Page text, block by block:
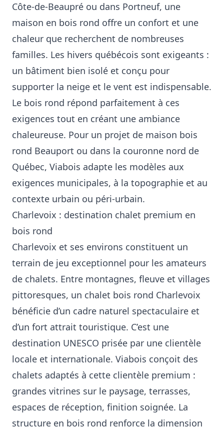
Côte‑de‑Beaupré ou dans Portneuf, une
maison en bois rond offre un confort et une
chaleur que recherchent de nombreuses
familles. Les hivers québécois sont exigeants :
un bâtiment bien isolé et conçu pour
supporter la neige et le vent est indispensable.
Le bois rond répond parfaitement à ces
exigences tout en créant une ambiance
chaleureuse. Pour un projet de maison bois
rond Beauport ou dans la couronne nord de
Québec, Viabois adapte les modèles aux
exigences municipales, à la topographie et au
contexte urbain ou péri‑urbain.
Charlevoix : destination chalet premium en
bois rond
Charlevoix et ses environs constituent un
terrain de jeu exceptionnel pour les amateurs
de chalets. Entre montagnes, fleuve et villages
pittoresques, un chalet bois rond Charlevoix
bénéficie d’un cadre naturel spectaculaire et
d’un fort attrait touristique. C’est une
destination UNESCO prisée par une clientèle
locale et internationale. Viabois conçoit des
chalets adaptés à cette clientèle premium :
grandes vitrines sur le paysage, terrasses,
espaces de réception, finition soignée. La
structure en bois rond renforce la dimension